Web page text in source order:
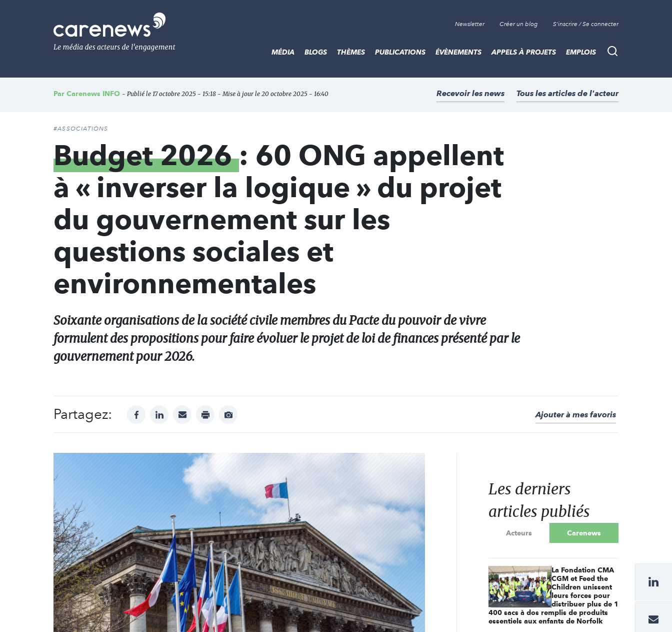
Le
média
de
l'engagement
Newsletter Créer un blog S'inscrire / Se connecter
Recherche
MÉDIA BLOGS THÈMES PUBLICATIONS ÉVÈNEMENTS APPELS À PROJETS EMPLOIS
Par Carenews INFO - Publié le 17 octobre 2025 - 15:18 - Mise à jour le 20 octobre 2025 - 16:40 Recevoir les news Tous les articles de l'acteur
#ASSOCIATIONS
Budget 2026: 60 ONG appellent
à « inverser la logique » du projet
du gouvernement sur les
questions sociales et
environnementales
Soixante organisations de la société civile membres du Pacte du pouvoir de vivre
formulent des propositions pour faire évoluer le projet de loi de finances présenté par le
gouvernement pour 2026.
Partagez: facebooklinkedinmail print
Afficher
Ajouter à mes favoris
Les derniers
articles publiés
Acteurs Carenews
La Fondation CMA
CGM et Feed the
Children unissent
leurs forces pour
distribuer plus de 1
400 sacs à dos remplis de produits
essentiels aux enfants de Norfolk